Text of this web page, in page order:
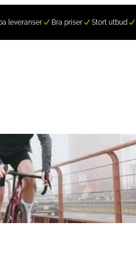
leveranser Bra priser Stort utbud